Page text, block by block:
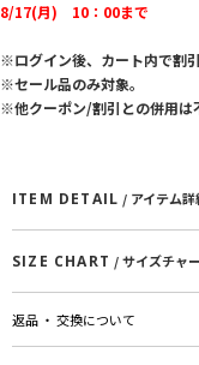
8/17(月) 10：00まで
※ログイン後、カート内で割
※セール品のみ対象。
※他クーポン/割引との併用は
ITEM DETAIL / アイテム詳
SIZE CHART / サイズチャ
返品 ・ 交換について